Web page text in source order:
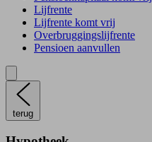
Lijfrente
Lijfrente komt vrij
Overbruggingslijfrente
Pensioen aanvullen
terug